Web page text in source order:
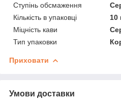
Ступінь обсмаження
Кількість в упаковці
10
Міцність кави
Тип упаковки
Приховати
Умови доставки